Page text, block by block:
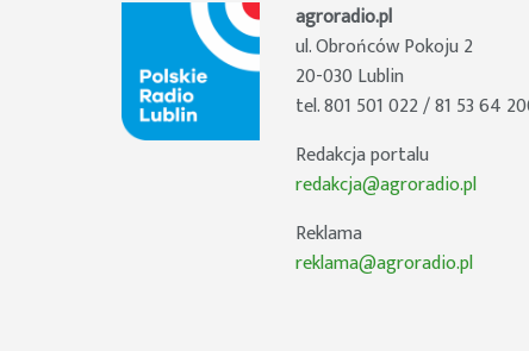
agroradio.pl
ul. Obrońców Pokoju 2
20-030 Lublin
tel. 801 501 022 / 81 53 64
Redakcja portalu
redakcja@agroradio.pl
Reklama
reklama@agroradio.pl